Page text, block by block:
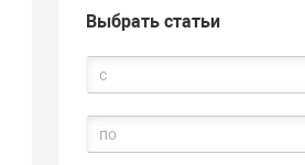
Выбрать статьи